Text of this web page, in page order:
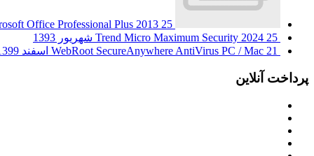
Office Professional Plus 2013 25 شهریور 1393
Trend Micro Maximum Security 2024 25 شهریور 1393
WebRoot SecureAnywhere AntiVirus PC / Mac 21 اسفند 1399
پرداخت آنلاین